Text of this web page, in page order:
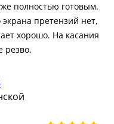
полностью готовым.
претензий нет,
хорошо. На касания
резво.